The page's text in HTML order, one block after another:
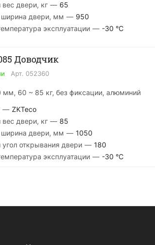
двери, кг — 65
двери, мм — 950
эксплуатации — -30 °С
Доводчик
Арт. 052360
мм, 60 ~ 85 кг, без фиксации, алюминий
— ZKTeco
двери, кг — 85
двери, мм — 1050
открывания двери — 180
эксплуатации — -30 °С